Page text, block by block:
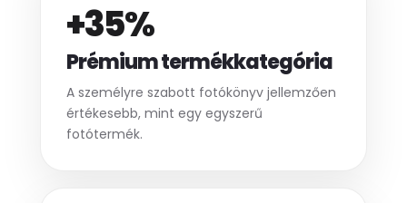
+35%
Prémium termékkategória
A személyre szabott fotókönyv jellemzően
értékesebb, mint egy egyszerű
fotótermék.